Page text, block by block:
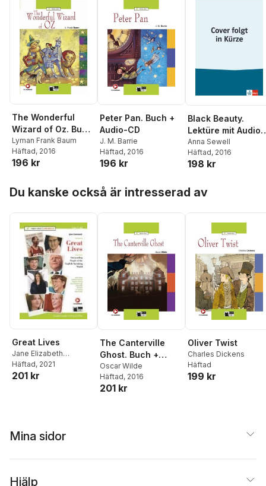
The Wonderful
Wizard of Oz. Buch
+ Hybrid-CD
Lyman Frank Baum
Häftad, 2016
196 kr
Peter Pan. Buch +
Audio-CD
J. M. Barrie
Häftad, 2016
196 kr
Black Beauty.
Lektüre mit Audio-
Online
Anna Sewell
Häftad, 2016
198 kr
Du kanske också är intresserad av
Great Lives
Jane Elizabeth
Cammack
Häftad, 2021
201 kr
The Canterville
Ghost. Buch +
Audio-Datei
Oscar Wilde
Häftad, 2016
201 kr
Oliver Twist
Charles Dickens
Häftad
199 kr
Mina sidor
Hjälp